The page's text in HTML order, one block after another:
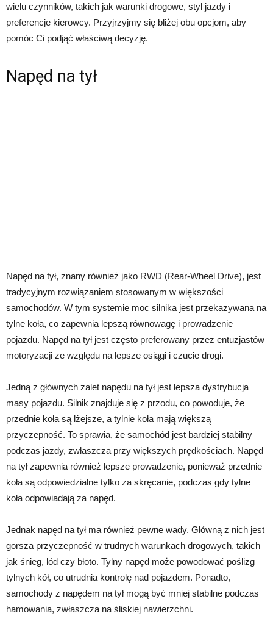
wielu czynników, takich jak warunki drogowe, styl jazdy i
preferencje kierowcy. Przyjrzyjmy się bliżej obu opcjom, aby
pomóc Ci podjąć właściwą decyzję.
Napęd na tył
Napęd na tył, znany również jako RWD (Rear-Wheel Drive), jest
tradycyjnym rozwiązaniem stosowanym w większości
samochodów. W tym systemie moc silnika jest przekazywana na
tylne koła, co zapewnia lepszą równowagę i prowadzenie
pojazdu. Napęd na tył jest często preferowany przez entuzjastów
motoryzacji ze względu na lepsze osiągi i czucie drogi.
Jedną z głównych zalet napędu na tył jest lepsza dystrybucja
masy pojazdu. Silnik znajduje się z przodu, co powoduje, że
przednie koła są lżejsze, a tylnie koła mają większą
przyczepność. To sprawia, że samochód jest bardziej stabilny
podczas jazdy, zwłaszcza przy większych prędkościach. Napęd
na tył zapewnia również lepsze prowadzenie, ponieważ przednie
koła są odpowiedzialne tylko za skręcanie, podczas gdy tylne
koła odpowiadają za napęd.
Jednak napęd na tył ma również pewne wady. Główną z nich jest
gorsza przyczepność w trudnych warunkach drogowych, takich
jak śnieg, lód czy błoto. Tylny napęd może powodować poślizg
tylnych kół, co utrudnia kontrolę nad pojazdem. Ponadto,
samochody z napędem na tył mogą być mniej stabilne podczas
hamowania, zwłaszcza na śliskiej nawierzchni.